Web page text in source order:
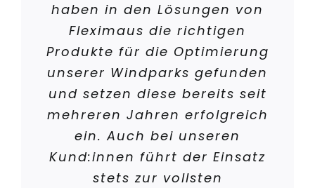
haben in den Lösungen von
Fleximaus die richtigen
Produkte für die Optimierung
unserer Windparks gefunden
und setzen diese bereits seit
mehreren Jahren erfolgreich
ein. Auch bei unseren
Kund:innen führt der Einsatz
stets zur vollsten